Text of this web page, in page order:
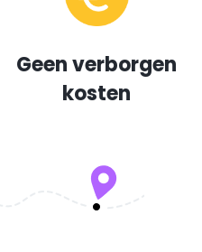
Geen verborgen
kosten